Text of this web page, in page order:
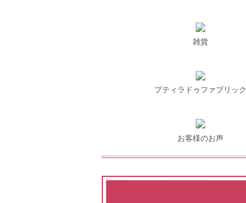
雑貨
プティラドゥファブリック
お客様のお声